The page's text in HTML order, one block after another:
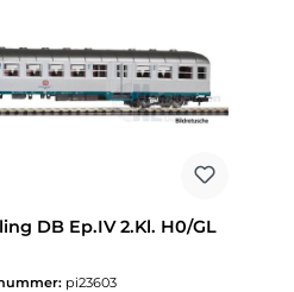
DB Ep.IV 2.Kl. H0/GL
pi23603